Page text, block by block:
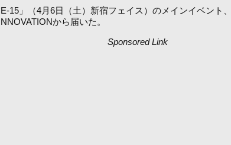
」（4月6日（土）新宿フェイス）のメインイベン
から届いた。
Sponsored Link